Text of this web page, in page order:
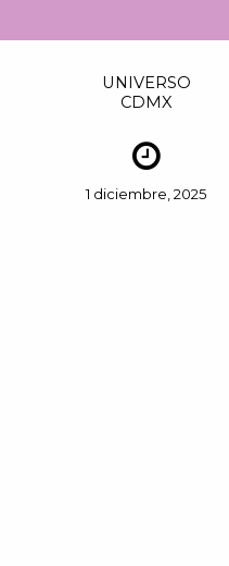
UNIVERSO
CDMX
1 diciembre, 2025